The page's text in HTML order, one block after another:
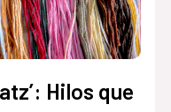
Hilos que